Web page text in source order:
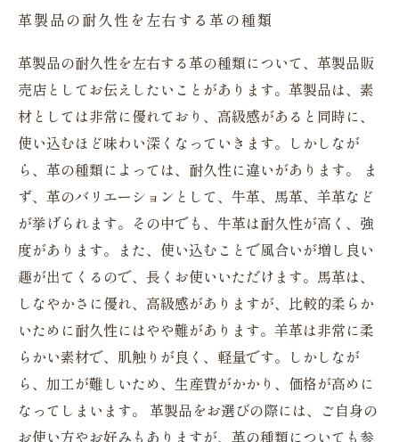
革製品の耐久性を左右する革の種類
革製品の耐久性を左右する革の種類について、革製品販
売店としてお伝えしたいことがあります。革製品は、素
材としては非常に優れており、高級感があると同時に、
使い込むほど味わい深くなっていきます。しかしなが
ら、革の種類によっては、耐久性に違いがあります。 ま
ず、革のバリエーションとして、牛革、馬革、羊革など
が挙げられます。その中でも、牛革は耐久性が高く、強
度があります。また、使い込むことで風合いが増し良い
趣が出てくるので、長くお使いいただけます。馬革は、
しなやかさに優れ、高級感がありますが、比較的柔らか
いために耐久性にはやや難があります。羊革は非常に柔
らかい素材で、肌触りが良く、軽量です。しかしなが
ら、加工が難しいため、生産費がかかり、価格が高めに
なってしまいます。 革製品をお選びの際には、ご自身の
お使い方やお好みもありますが、革の種類についても参